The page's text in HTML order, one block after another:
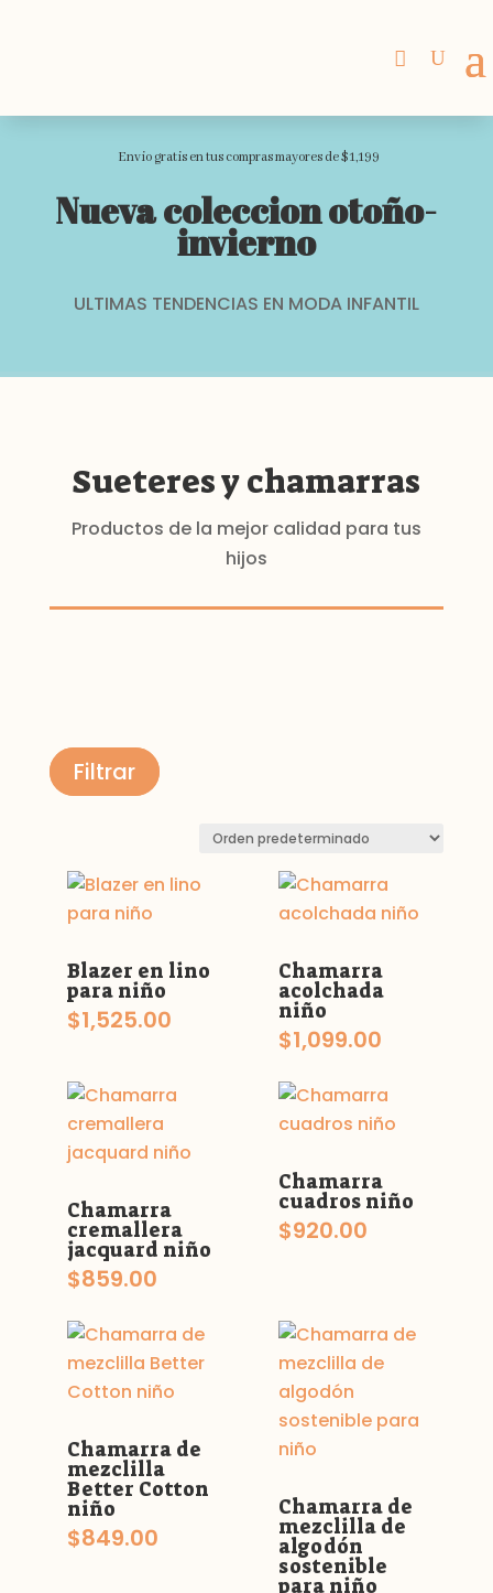
Envio gratis en tus compras mayores de $1,199
Nueva coleccion otoño-
invierno
ULTIMAS TENDENCIAS EN MODA INFANTIL
Sueteres y chamarras
Productos de la mejor calidad para tus
hijos
Filtrar
Blazer en lino
para niño
$1,525.00
Chamarra
acolchada
niño
$1,099.00
Chamarra
cremallera
jacquard niño
$859.00
Chamarra
cuadros niño
$920.00
Chamarra de
mezclilla
Better Cotton
niño
$849.00
Chamarra de
mezclilla de
algodón
sostenible
para niño